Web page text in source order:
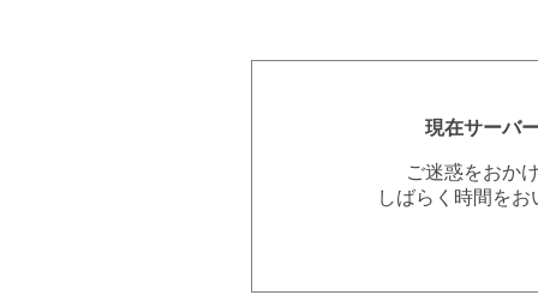
現在サーバ
ご迷惑をおか
しばらく時間を